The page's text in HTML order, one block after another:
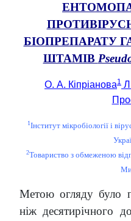
БІОПРЕПАРАТУ
ШТАМІВ
О. А. Кіпріанова1
1Інститут мікробіології і
2Товариство з обмеженою
Метою огляду було
ніж десятирічного